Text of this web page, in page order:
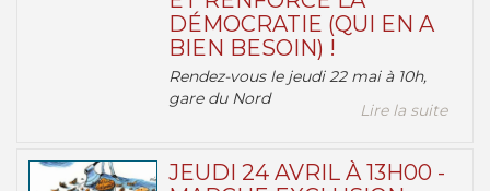
DÉMOCRATIE (QUI EN A
BIEN BESOIN) !
Rendez-vous le jeudi 22 mai à 10h,
gare du Nord
Lire la suite
JEUDI 24 AVRIL À 13H00 -